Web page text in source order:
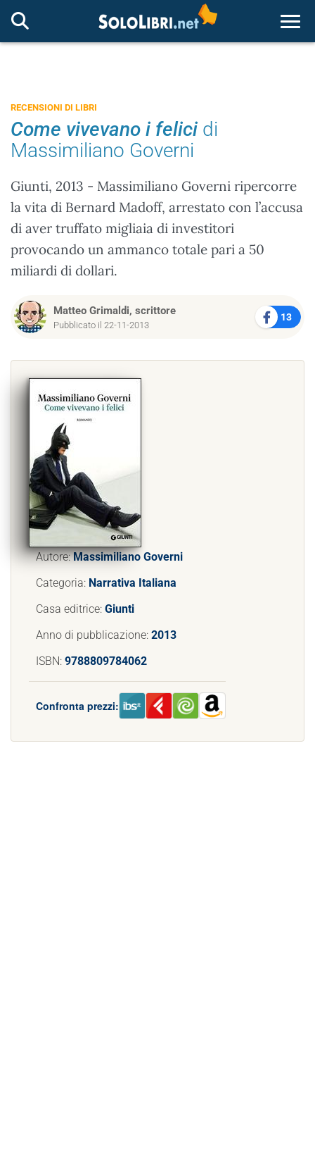
RECENSIONI DI LIBRI
Come vivevano i felici di
Massimiliano Governi
Giunti, 2013 - Massimiliano Governi ripercorre
la vita di Bernard Madoff, arrestato con l’accusa
di aver truffato migliaia di investitori
provocando un ammanco totale pari a 50
miliardi di dollari.
Matteo Grimaldi, scrittore
Pubblicato il 22-11-2013
13
Autore:Massimiliano Governi
Categoria: Narrativa Italiana
Casa editrice: Giunti
Anno di pubblicazione: 2013
ISBN: 9788809784062
Confronta prezzi: